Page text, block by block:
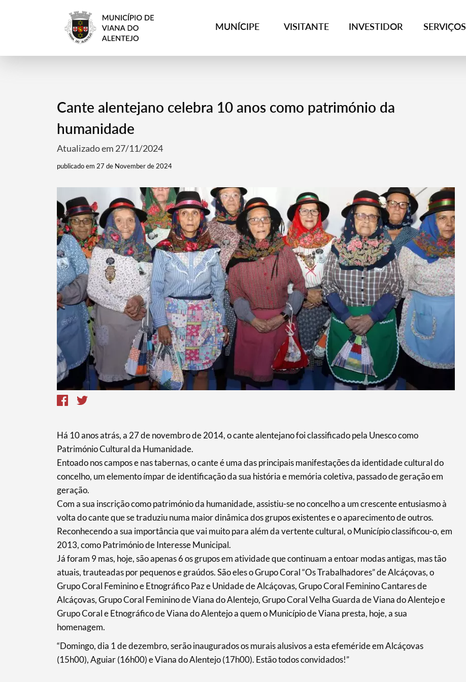
MUNÍCIPE VISITANTE INVESTIDOR SERVIÇOS
Termo de Pesquisa
Categorias gerais
Filtros
Cante alentejano celebra 10 anos como património da
humanidade
Atualizado em 27/11/2024
publicado em 27 de November de 2024
Há 10 anos atrás, a 27 de novembro de 2014, o cante alentejano foi classificado pela Unesco como
Património Cultural da Humanidade.
Entoado nos campos e nas tabernas, o cante é uma das principais manifestações da identidade cultural do
concelho, um elemento ímpar de identificação da sua história e memória coletiva, passado de geração em
geração.
Com a sua inscrição como património da humanidade, assistiu-se no concelho a um crescente entusiasmo à
volta do cante que se traduziu numa maior dinâmica dos grupos existentes e o aparecimento de outros.
Reconhecendo a sua importância que vai muito para além da vertente cultural, o Município classificou-o, em
2013, como Património de Interesse Municipal.
Já foram 9 mas, hoje, são apenas 6 os grupos em atividade que continuam a entoar modas antigas, mas tão
atuais, trauteadas por pequenos e graúdos. São eles o Grupo Coral “Os Trabalhadores” de Alcáçovas, o
Grupo Coral Feminino e Etnográfico Paz e Unidade de Alcáçovas, Grupo Coral Feminino Cantares de
Alcáçovas, Grupo Coral Feminino de Viana do Alentejo, Grupo Coral Velha Guarda de Viana do Alentejo e
Grupo Coral e Etnográfico de Viana do Alentejo a quem o Município de Viana presta, hoje, a sua
homenagem.
“Domingo, dia 1 de dezembro, serão inaugurados os murais alusivos a esta efeméride em Alcáçovas
(15h00), Aguiar (16h00) e Viana do Alentejo (17h00). Estão todos convidados!”